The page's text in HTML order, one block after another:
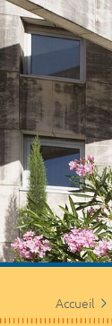
Accueil